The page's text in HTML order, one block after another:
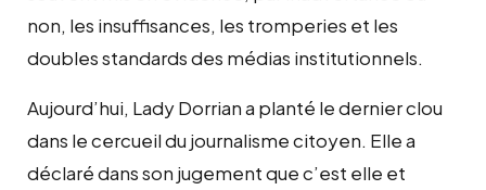
non, les insuffisances, les tromperies et les
doubles standards des médias institutionnels.
Aujourd’hui, Lady Dorrian a planté le dernier clou
dans le cercueil du journalisme citoyen. Elle a
déclaré dans son jugement que c’est elle et